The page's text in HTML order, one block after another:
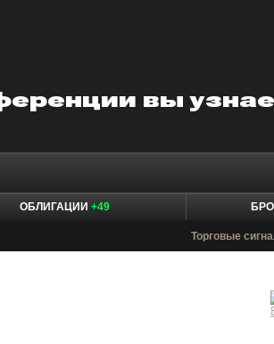
ОБЛИГАЦИИ +49
Торговые